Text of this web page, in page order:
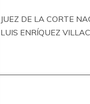
JUEZ DE LA CORTE
LUIS ENRÍQUEZ